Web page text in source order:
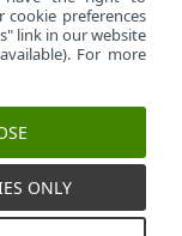
preferences
link in our website
For more
ONLY